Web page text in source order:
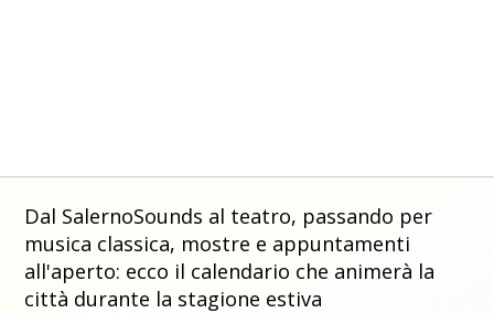
Dal SalernoSounds al teatro, passando per
musica classica, mostre e appuntamenti
all'aperto: ecco il calendario che animerà la
città durante la stagione estiva